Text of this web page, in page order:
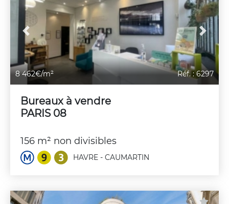
Previous Next
8 462€/m² Réf. : 6297
Bureaux à vendre
PARIS 08
156 m² non divisibles
HAVRE - CAUMARTIN